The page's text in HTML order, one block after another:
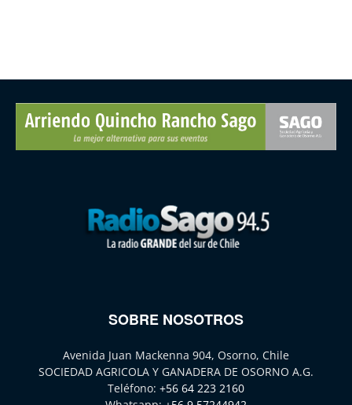
SOBRE NOSOTROS
Avenida Juan Mackenna 904, Osorno, Chile
SOCIEDAD AGRICOLA Y GANADERA DE OSORNO A.G.
Teléfono: +56 64 223 2160